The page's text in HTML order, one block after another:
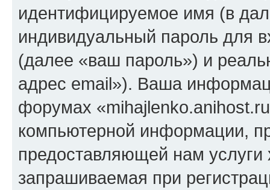
идентифицируемое имя (в
индивидуальный пароль для
(далее «ваш пароль») и
адрес email»). Ваша
форумах
компьютерной информации,
предоставляющей нам
запрашиваемая при